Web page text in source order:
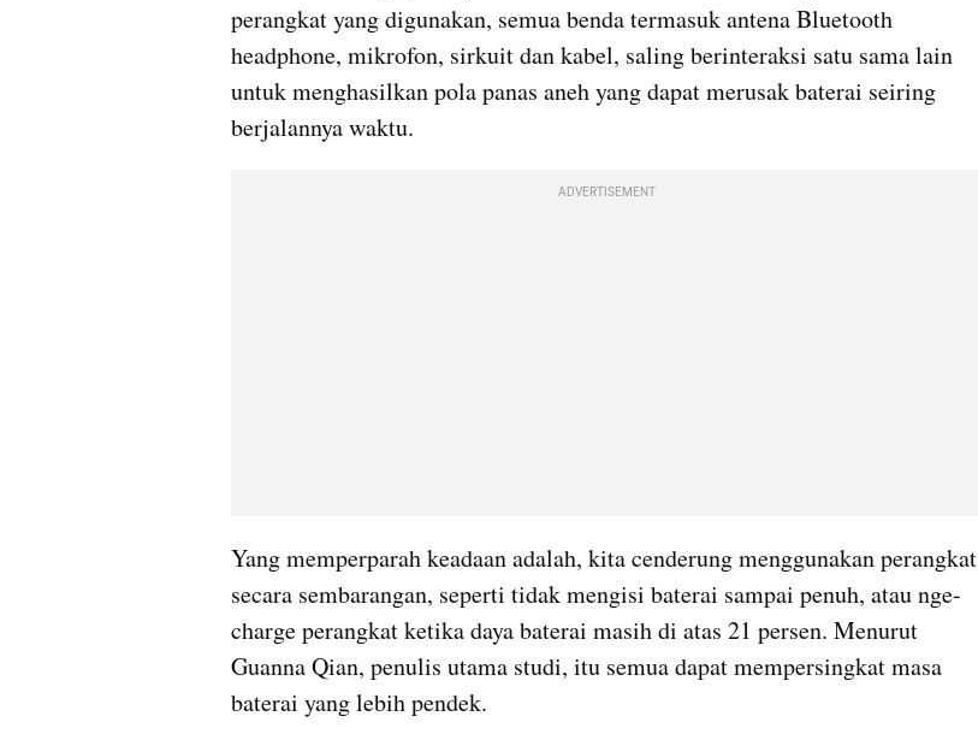
perangkat yang digunakan, semua benda termasuk antena Bluetooth
headphone, mikrofon, sirkuit dan kabel, saling berinteraksi satu sama lain
untuk menghasilkan pola panas aneh yang dapat merusak baterai seiring
berjalannya waktu.
ADVERTISEMENT
Yang memperparah keadaan adalah, kita cenderung menggunakan perangkat
secara sembarangan, seperti tidak mengisi baterai sampai penuh, atau nge-
charge perangkat ketika daya baterai masih di atas 21 persen. Menurut
Guanna Qian, penulis utama studi, itu semua dapat mempersingkat masa
baterai yang lebih pendek.